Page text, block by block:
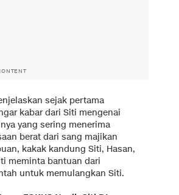
sejak pertama
kabar dari Siti mengenai
yang sering menerima
berat dari sang majikan
kakak kandung Siti, Hasan,
meminta bantuan dari
untuk memulangkan Siti.